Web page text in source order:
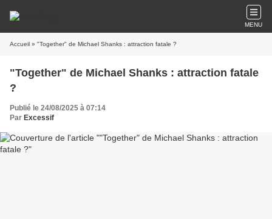
MENU
Accueil » "Together" de Michael Shanks : attraction fatale ?
"Together" de Michael Shanks : attraction fatale
?
Publié le 24/08/2025 à 07:14
Par Excessif